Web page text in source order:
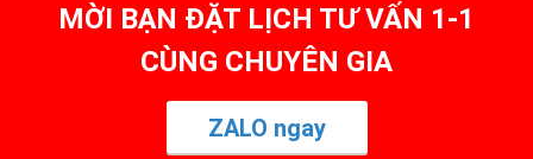
MỜI BẠN ĐẶT LỊCH TƯ VẤN 1-1
CÙNG CHUYÊN GIA
ZALO ngay